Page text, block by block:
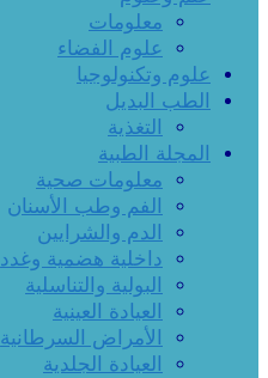
معلومات
علوم الفضاء
علوم وتكنولوجيا
الطب البديل
التغذية
المجلة الطبية
معلومات صحية
الفم وطب الأسنان
الدم والشرايين
داخلية هضمية وغدد
البولية والتناسلية
العيادة العينية
الأمراض السرطانية
العيادة الجلدية